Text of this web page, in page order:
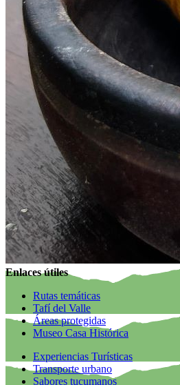
Enlaces útiles
Rutas temáticas
Tafí del Valle
Áreas protegidas
Museo Casa Histórica
Experiencias Turísticas
Transporte urbano
Sabores tucumanos